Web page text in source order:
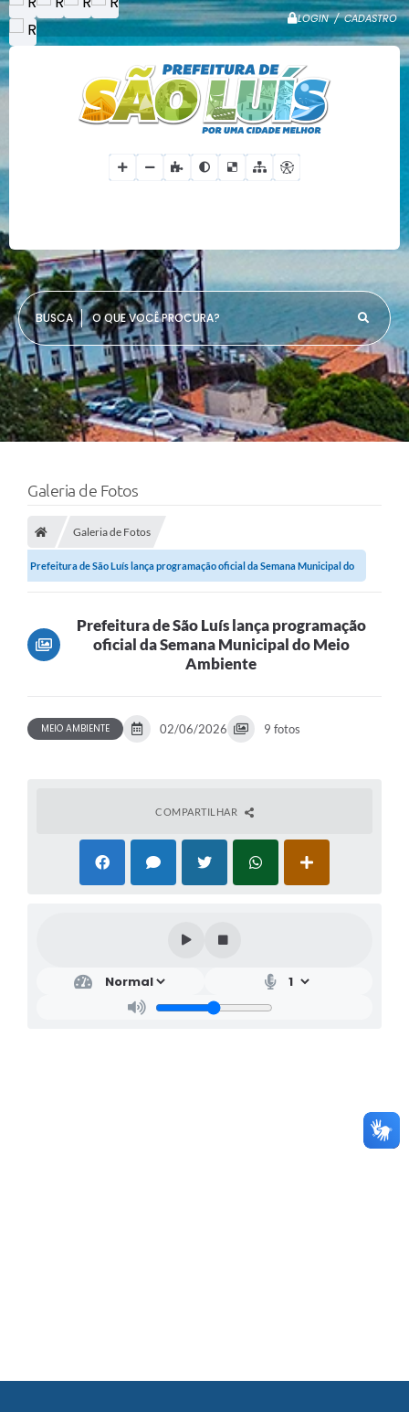
LOGIN / CADASTRO
O QUE VOCÊ PROCURA?
Galeria de Fotos
Galeria de Fotos
Prefeitura de São Luís lança programação oficial da Semana Municipal do
Prefeitura de São Luís lança programação
oficial da Semana Municipal do Meio
Ambiente
MEIO AMBIENTE 02/06/2026 9 fotos
COMPARTILHAR